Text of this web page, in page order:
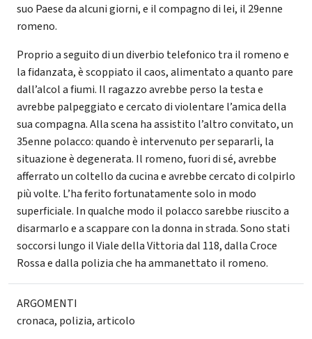
suo Paese da alcuni giorni, e il compagno di lei, il 29enne
romeno.
Proprio a seguito di un diverbio telefonico tra il romeno e
la fidanzata, è scoppiato il caos, alimentato a quanto pare
dall’alcol a fiumi. Il ragazzo avrebbe perso la testa e
avrebbe palpeggiato e cercato di violentare l’amica della
sua compagna. Alla scena ha assistito l’altro convitato, un
35enne polacco: quando è intervenuto per separarli, la
situazione è degenerata. Il romeno, fuori di sé, avrebbe
afferrato un coltello da cucina e avrebbe cercato di colpirlo
più volte. L’ha ferito fortunatamente solo in modo
superficiale. In qualche modo il polacco sarebbe riuscito a
disarmarlo e a scappare con la donna in strada. Sono stati
soccorsi lungo il Viale della Vittoria dal 118, dalla Croce
Rossa e dalla polizia che ha ammanettato il romeno.
ARGOMENTI
cronaca, polizia,articolo